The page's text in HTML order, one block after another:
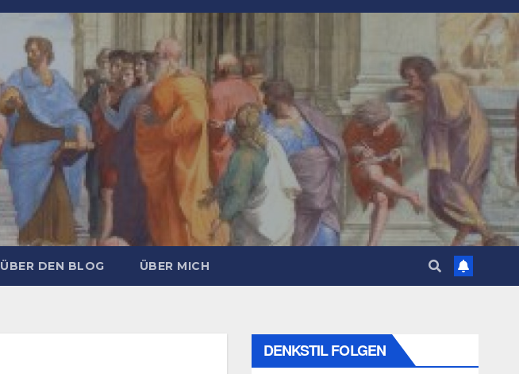
ÜBER DEN BLOG ÜBER MICH
DENKSTIL FOLGEN